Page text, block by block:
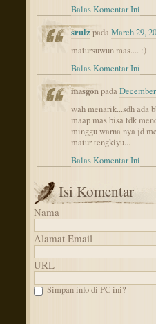
Balas Komentar Ini
srulzpadaMarch 29,
matursuwun mas.... :)
Balas Komentar Ini
masgonpada
wah menarik...sdh ada
maap mas bisa tdk
minggu warna nya jd
matur tengkiyu...
Balas Komentar Ini
Isi Komentar
Nama
Alamat Email
URL
Simpan info di PC ini?